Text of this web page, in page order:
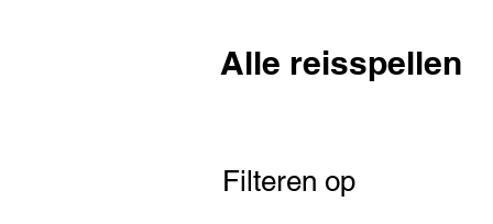
Alle reisspellen
Filteren op